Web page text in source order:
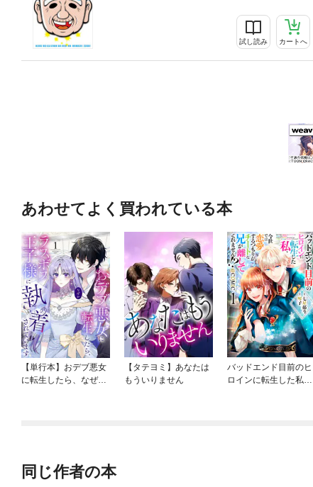
試し読み カートへ
あわせてよく買われている本
【単行本】おデブ悪女
に転生したら、なぜか
【タテヨミ】あなたは
もういりません
バッドエンド目前のヒ
ロインに転生した私、
同じ作者の本